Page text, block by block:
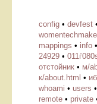
config • devfest •
mappings • info •
24929 •
отстойник • м/
к/about.html •
whoami • users •
remote • private